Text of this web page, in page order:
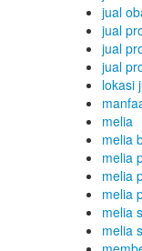
jual
jual
jual
jual
lokasi
melia
melia
melia
melia
melia
melia
melia